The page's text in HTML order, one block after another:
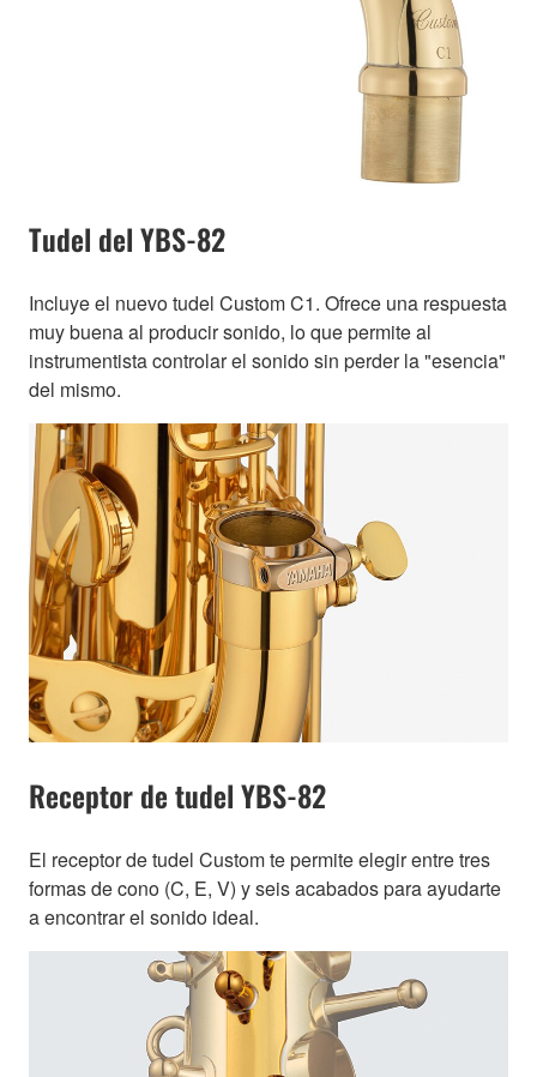
Tudel del YBS-82
Incluye el nuevo tudel Custom C1. Ofrece una respuesta
muy buena al producir sonido, lo que permite al
instrumentista controlar el sonido sin perder la "esencia"
del mismo.
Receptor de tudel YBS-82
El receptor de tudel Custom te permite elegir entre tres
formas de cono (C, E, V) y seis acabados para ayudarte
a encontrar el sonido ideal.